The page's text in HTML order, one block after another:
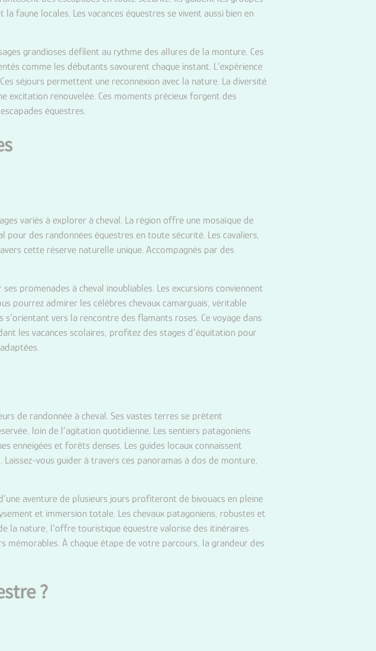
faune locales. Les vacances équestres se vivent aussi bien en
grandioses défilent au rythme des allures de la monture. Ces
comme les débutants savourent chaque instant. L’expérience
séjours permettent une reconnexion avec la nature. La diversité
excitation renouvelée. Ces moments précieux forgent des
équestres.
variés à explorer à cheval. La région offre une mosaïque de
pour des randonnées équestres en toute sécurité. Les cavaliers,
cette réserve naturelle unique. Accompagnés par des
promenades à cheval inoubliables. Les excursions conviennent
pourrez admirer les célèbres chevaux camarguais, véritable
vers la rencontre des flamants roses. Ce voyage dans
les vacances scolaires, profitez des stages d’équitation pour
de randonnée à cheval. Ses vastes terres se prêtent
loin de l’agitation quotidienne. Les sentiers patagoniens
enneigées et forêts denses. Les guides locaux connaissent
vous guider à travers ces panoramas à dos de monture,
aventure de plusieurs jours profiteront de bivouacs en pleine
et immersion totale. Les chevaux patagoniens, robustes et
la nature, l’offre touristique équestre valorise des itinéraires
mémorables. À chaque étape de votre parcours, la grandeur des
?